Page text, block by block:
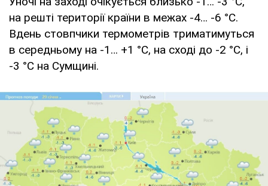
на решті території країни в межах -4… -6 °С.
Вдень стовпчики термометрів триматимуться
в середньому на -1… +1 °С, на сході до -2 °С, і
-3 °С на Сумщині.